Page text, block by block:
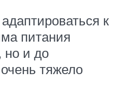
к
питания
но и до
тяжело